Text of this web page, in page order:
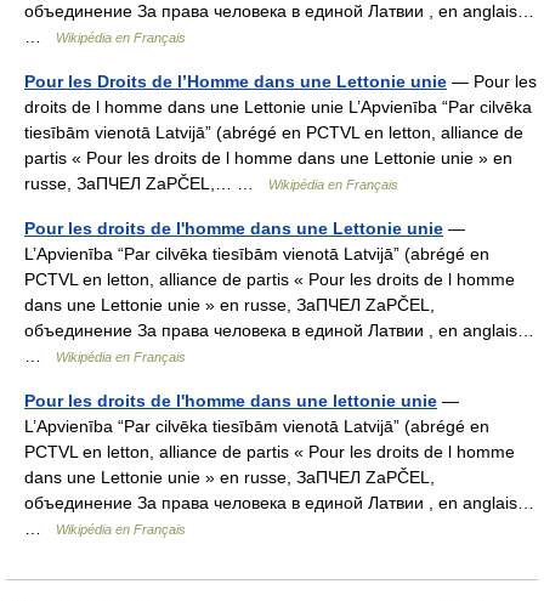
объединение За права человека в единой Латвии , en anglais…
Wikipédia en Français
Pour les Droits de l’Homme dans une Lettonie unie — Pour les
droits de l homme dans une Lettonie unie L’Apvienība “Par cilvēka
tiesībām vienotā Latvijā” (abrégé en PCTVL en letton, alliance de
partis « Pour les droits de l homme dans une Lettonie unie » en
russe, ЗаПЧЕЛ ZaPČEL,… …
Wikipédia en Français
Pour les droits de l'homme dans une Lettonie unie —
L’Apvienība “Par cilvēka tiesībām vienotā Latvijā” (abrégé en
PCTVL en letton, alliance de partis « Pour les droits de l homme
dans une Lettonie unie » en russe, ЗаПЧЕЛ ZaPČEL,
объединение За права человека в единой Латвии , en anglais…
Wikipédia en Français
Pour les droits de l'homme dans une lettonie unie —
L’Apvienība “Par cilvēka tiesībām vienotā Latvijā” (abrégé en
PCTVL en letton, alliance de partis « Pour les droits de l homme
dans une Lettonie unie » en russe, ЗаПЧЕЛ ZaPČEL,
объединение За права человека в единой Латвии , en anglais…
Wikipédia en Français